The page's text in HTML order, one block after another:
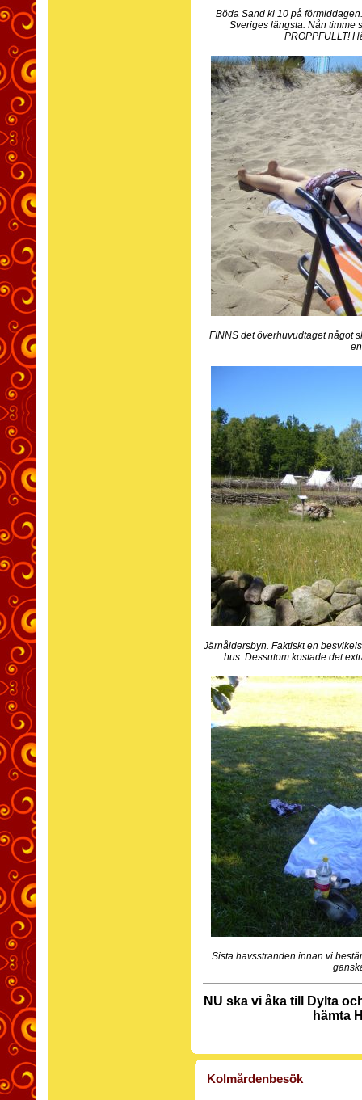
Böda Sand kl 10 på
Sveriges längsta. Nån timme
PROPPFULLT!
FINNS det överhuvudtaget något
Järnåldersbyn. Faktiskt en
hus. Dessutom kostade det
Sista havsstranden innan vi
NU ska vi åka till Dylta
hämta
Kolmårdenbesök